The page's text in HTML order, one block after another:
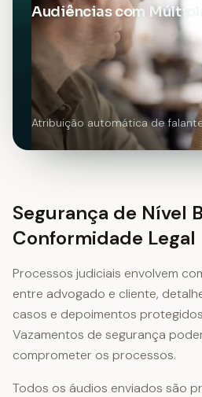
Audiências com
Atribuição automática de
Segurança de Nível
Conformidade Legal
Processos judiciais envolvem
entre advogado e cliente,
casos e depoimentos
Vazamentos de segurança
comprometer os processos.
Todos os áudios enviados são